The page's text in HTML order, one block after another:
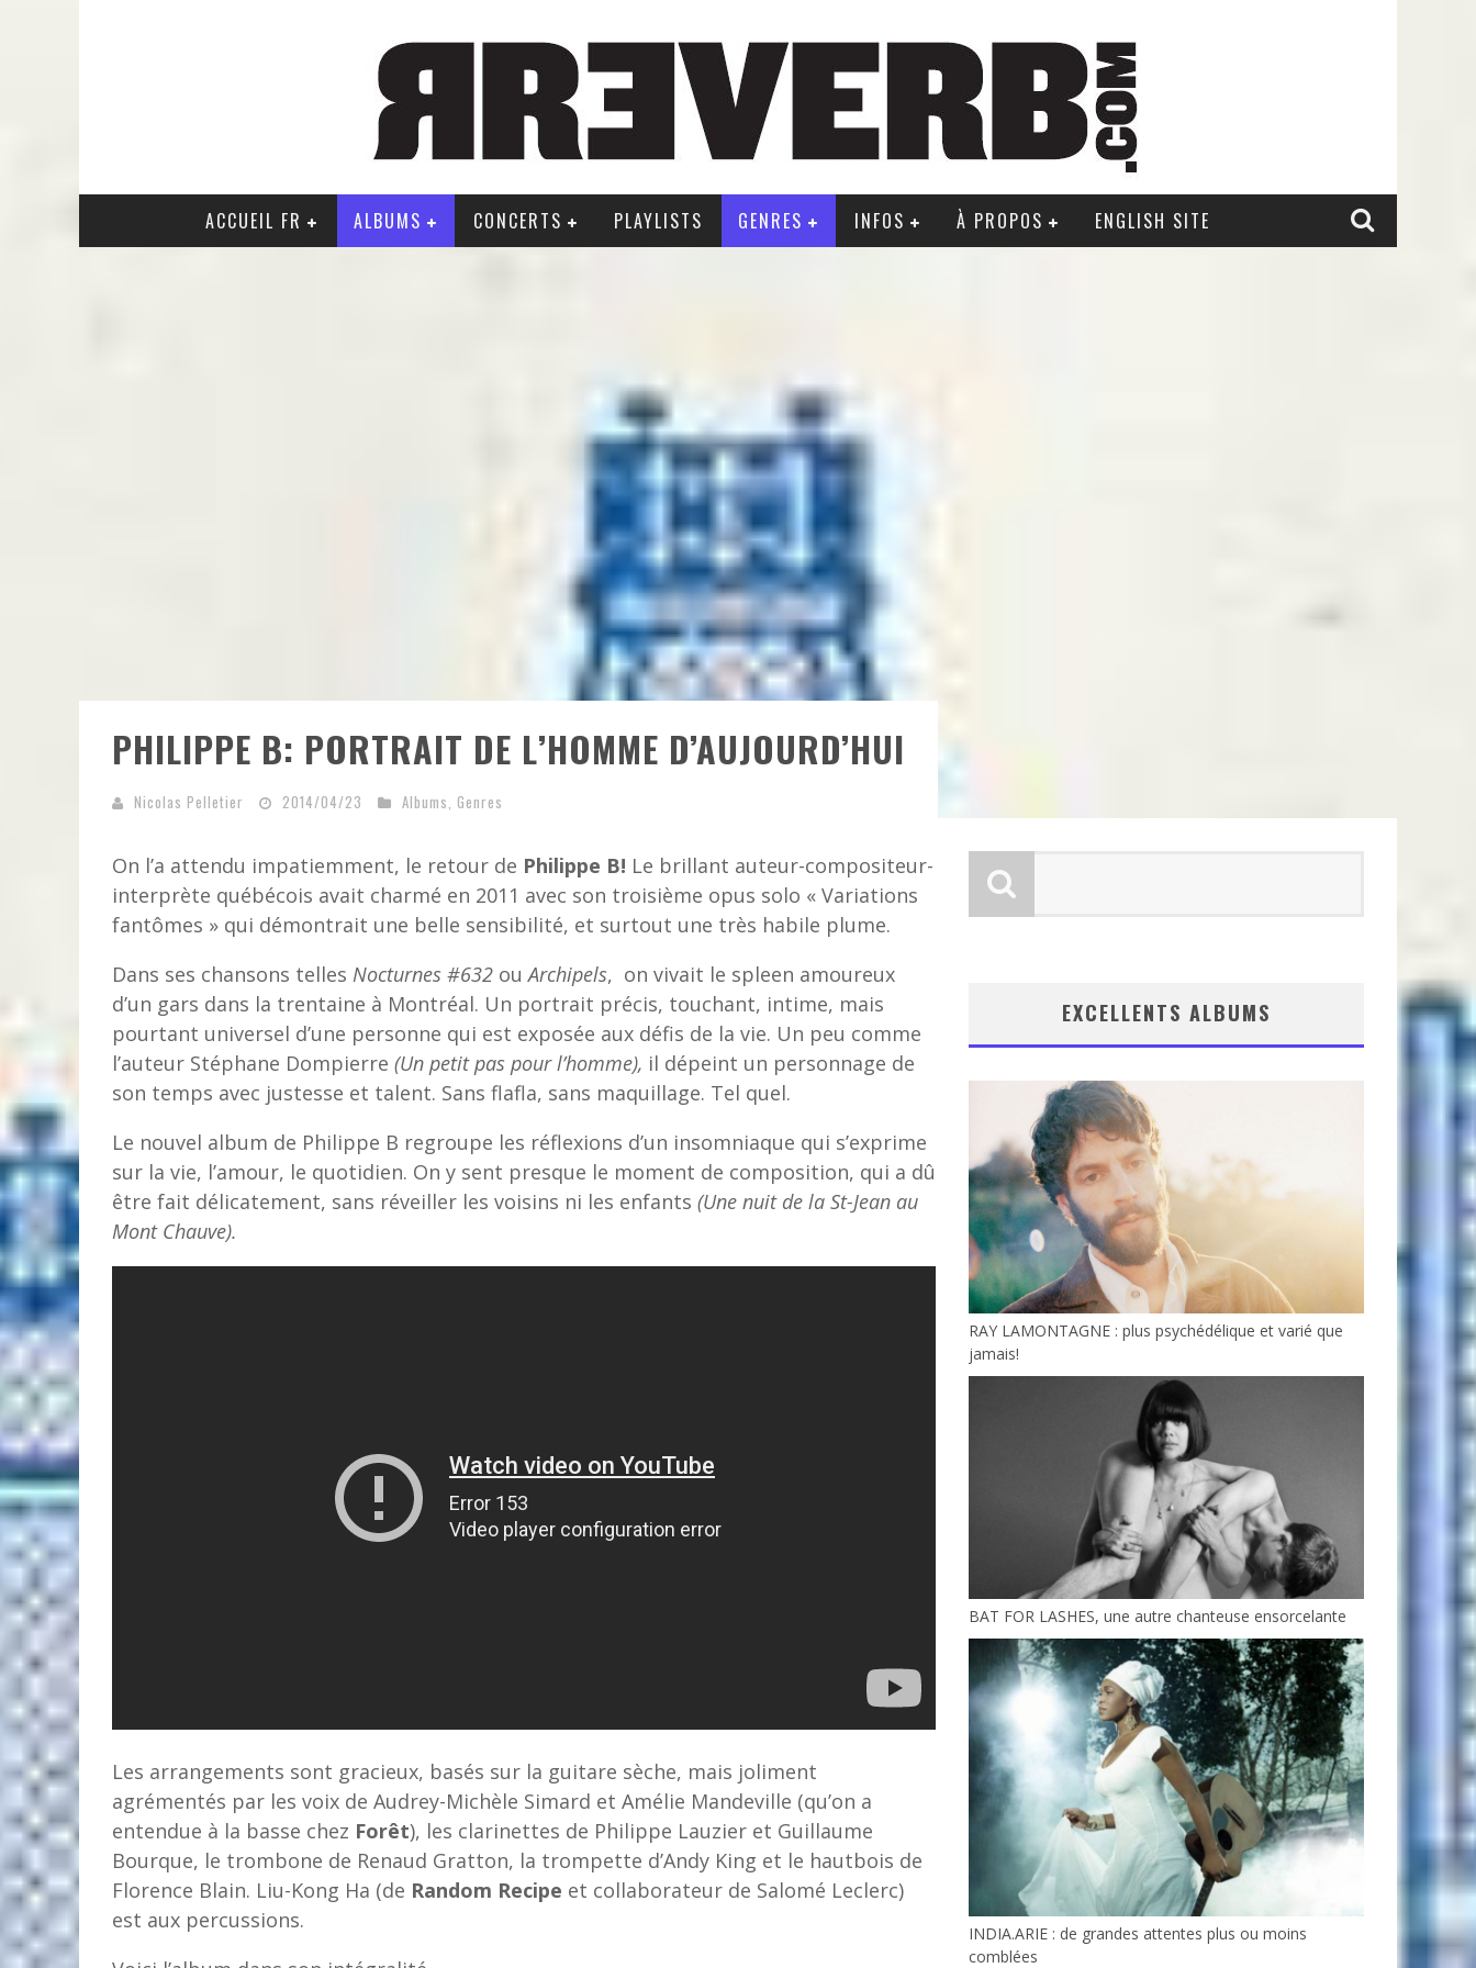
ACCUEIL FR ALBUMS CONCERTS PLAYLISTS GENRES INFOS À PROPOS ENGLISH SITE
PHILIPPE B: PORTRAIT DE L’HOMME D’AUJOURD’HUI
Nicolas Pelletier 2014/04/23 Albums, Genres
On l’a attendu impatiemment, le retour de Philippe B! Le brillant auteur-compositeur-
interprète québécois avait charmé en 2011 avec son troisième opus solo « Variations
fantômes » qui démontrait une belle sensibilité, et surtout une très habile plume.
Dans ses chansons telles Nocturnes #632 ouArchipels, on vivait le spleen amoureux
d’un gars dans la trentaine à Montréal. Un portrait précis, touchant, intime, mais
pourtant universel d’une personne qui est exposée aux défis de la vie. Un peu comme
l’auteur Stéphane Dompierre (Un petit pas pour l’homme), il dépeint un personnage de
son temps avec justesse et talent. Sans flafla, sans maquillage. Tel quel.
Le nouvel album de Philippe B regroupe les réflexions d’un insomniaque qui s’exprime
sur la vie, l’amour, le quotidien. On y sent presque le moment de composition, qui a dû
être fait délicatement, sans réveiller les voisins ni les enfants (Une nuit de la St-Jean au
Mont Chauve).
Les arrangements sont gracieux, basés sur la guitare sèche, mais joliment
agrémentés par les voix de Audrey-Michèle Simard et Amélie Mandeville (qu’on a
entendue à la basse chez Forêt), les clarinettes de Philippe Lauzier et Guillaume
Bourque, le trombone de Renaud Gratton, la trompette d’Andy King et le hautbois de
Florence Blain. Liu-Kong Ha (de Random Recipe et collaborateur de Salomé Leclerc)
est aux percussions.
EXCELLENTS ALBUMS
RAY LAMONTAGNE : plus psychédélique et varié que
jamais!
BAT FOR LASHES, une autre chanteuse ensorcelante
INDIA.ARIE : de grandes attentes plus ou moins
comblées